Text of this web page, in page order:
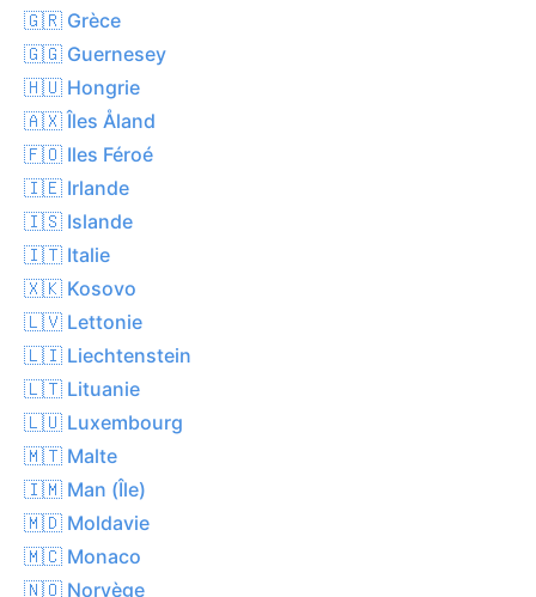
🇬🇷 Grèce
🇬🇬 Guernesey
🇭🇺 Hongrie
🇦🇽 Îles Åland
🇫🇴 Iles Féroé
🇮🇪 Irlande
🇮🇸 Islande
🇮🇹 Italie
🇽🇰 Kosovo
🇱🇻 Lettonie
🇱🇮 Liechtenstein
🇱🇹 Lituanie
🇱🇺 Luxembourg
🇲🇹 Malte
🇮🇲 Man (Île)
🇲🇩 Moldavie
🇲🇨 Monaco
🇳🇴 Norvège